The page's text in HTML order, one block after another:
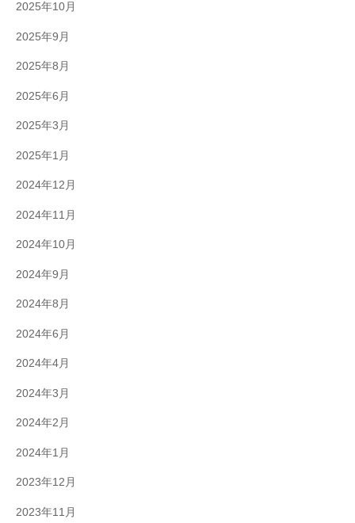
2025年10月
2025年9月
2025年8月
2025年6月
2025年3月
2025年1月
2024年12月
2024年11月
2024年10月
2024年9月
2024年8月
2024年6月
2024年4月
2024年3月
2024年2月
2024年1月
2023年12月
2023年11月